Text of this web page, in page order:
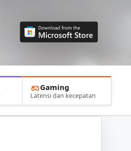
Gaming
Latensi dan kecepatan